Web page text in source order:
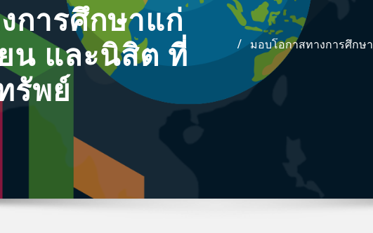
การศึกษาแก่
น และนิสิต ที่
รัพย์
มอบโอกาสทางการศึกษ